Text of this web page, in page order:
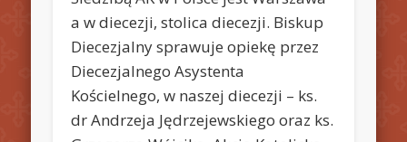
a w diecezji, stolica diecezji. Biskup
Diecezjalny sprawuje opiekę przez
Diecezjalnego Asystenta
Kościelnego, w naszej diecezji – ks.
dr Andrzeja Jędrzejewskiego oraz ks.